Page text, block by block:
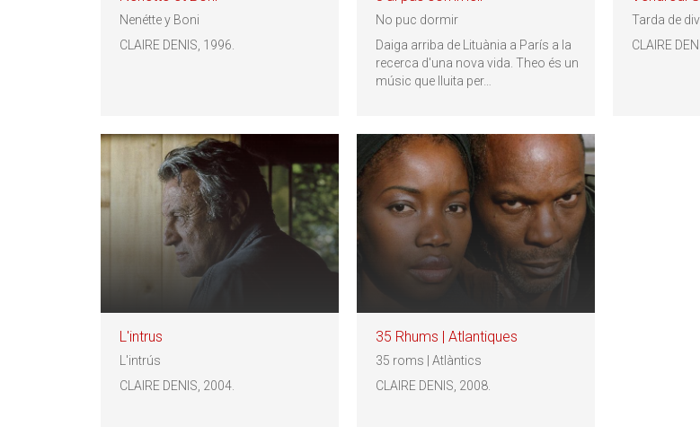
Nenétte y Boni
CLAIRE DENIS, 1996.
No puc dormir
Daiga arriba de Lituània a París a la
recerca d'una nova vida. Theo és un
músic que lluita per…
Tarda de
CLAIRE
L'intrus
L'intrús
CLAIRE DENIS, 2004.
35 Rhums | Atlantiques
35 roms | Atlàntics
CLAIRE DENIS, 2008.